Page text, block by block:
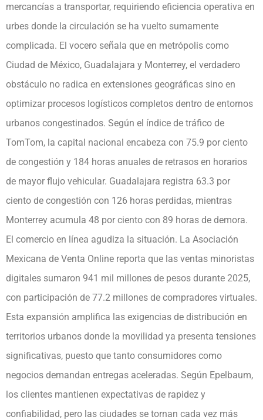
mercancías a transportar, requiriendo eficiencia operativa en
urbes donde la circulación se ha vuelto sumamente
complicada. El vocero señala que en metrópolis como
Ciudad de México, Guadalajara y Monterrey, el verdadero
obstáculo no radica en extensiones geográficas sino en
optimizar procesos logísticos completos dentro de entornos
urbanos congestinados. Según el índice de tráfico de
TomTom, la capital nacional encabeza con 75.9 por ciento
de congestión y 184 horas anuales de retrasos en horarios
de mayor flujo vehicular. Guadalajara registra 63.3 por
ciento de congestión con 126 horas perdidas, mientras
Monterrey acumula 48 por ciento con 89 horas de demora.
El comercio en línea agudiza la situación. La Asociación
Mexicana de Venta Online reporta que las ventas minoristas
digitales sumaron 941 mil millones de pesos durante 2025,
con participación de 77.2 millones de compradores virtuales.
Esta expansión amplifica las exigencias de distribución en
territorios urbanos donde la movilidad ya presenta tensiones
significativas, puesto que tanto consumidores como
negocios demandan entregas aceleradas. Según Epelbaum,
los clientes mantienen expectativas de rapidez y
confiabilidad, pero las ciudades se tornan cada vez más